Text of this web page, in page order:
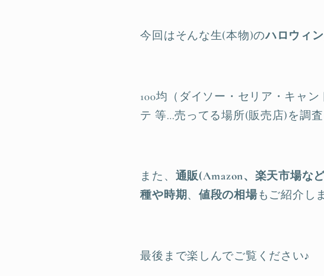
今回はそんな生(本物)のハロウィ
100均（ダイソー・セリア・キャ
テ 等…売ってる場所(販売店)を調査
また、 通販(Amazon、楽天市場な
種や時期、値段の相場もご紹介し
最後まで楽しんでご覧ください♪